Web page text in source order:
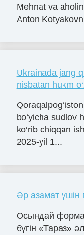
Mehnat va
Anton
Ukrainada jang
nisbatan hukm
bo‘yicha sudlov
ko‘rib chiqqan
2025-yil 1...
Әр азамат үшін
Осындай
бүгін «Тараз»